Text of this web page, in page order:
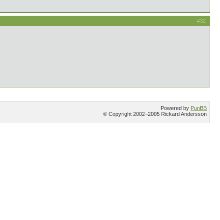
#32
Powered by PunBB
© Copyright 2002–2005 Rickard Andersson